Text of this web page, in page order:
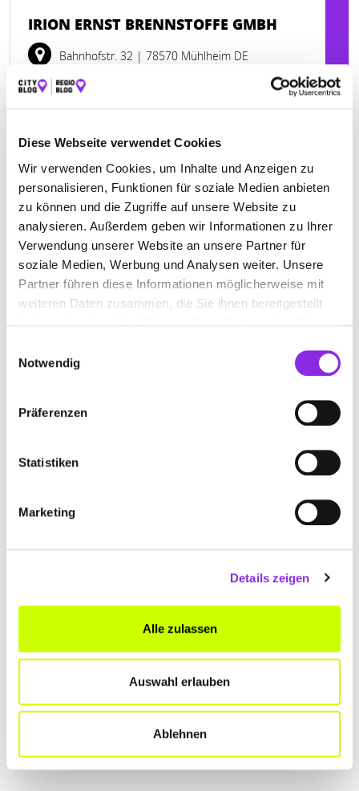
Diese Webseite verwendet Cookies
Wir verwenden Cookies, um Inhalte und Anzeigen zu
personalisieren, Funktionen für soziale Medien anbieten
zu können und die Zugriffe auf unsere Website zu
analysieren. Außerdem geben wir Informationen zu Ihrer
Verwendung unserer Website an unsere Partner für
soziale Medien, Werbung und Analysen weiter. Unsere
Partner führen diese Informationen möglicherweise mit
weiteren Daten zusammen, die Sie ihnen bereitgestellt
Notwendig
Präferenzen
Statistiken
Marketing
Details zeigen
Alle zulassen
Auswahl erlauben
Ablehnen
IRION ERNST BRENNSTOFFE GMBH
Bahnhofstr. 32 | 78570 Mühlheim DE
+497463227930
ERHARD BÜRK-KAUFFMANN GMBH
Olgastraße 35